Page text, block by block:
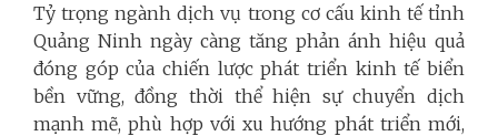
Tỷ trọng ngành dịch vụ trong cơ cấu kinh tế tỉnh
Quảng Ninh ngày càng tăng phản ánh hiệu quả
đóng góp của chiến lược phát triển kinh tế biển
bền vững, đồng thời thể hiện sự chuyển dịch
mạnh mẽ, phù hợp với xu hướng phát triển mới,